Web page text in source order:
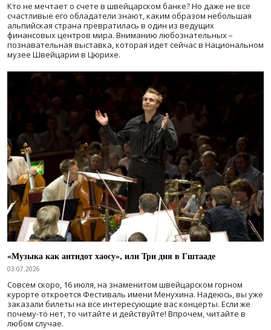
Кто не мечтает о счете в швейцарском банке? Но даже не все
счастливые его обладатели знают, каким образом небольшая
альпийская страна превратилась в один из ведущих
финансовых центров мира. Вниманию любознательных –
познавательная выставка, которая идет сейчас в Национальном
музее Швейцарии в Цюрихе.
«Музыка как антидот хаосу», или Три дня в Гштааде
03.07.2026
Совсем скоро, 16 июля, на знаменитом швейцарском горном
курорте откроется Фестиваль имени Менухина. Надеюсь, вы уже
заказали билеты на все интересующие вас концерты. Если же
почему-то нет, то читайте и действуйте! Впрочем, читайте в
любом случае.